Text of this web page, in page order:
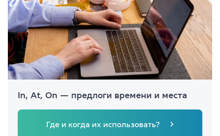
In, At, On — предлоги времени и места
Где и когда их использовать?